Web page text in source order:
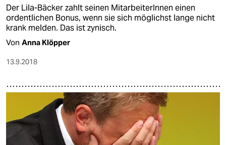
Der Lila-Bäcker zahlt seinen MitarbeiterInnen einen
ordentlichen Bonus, wenn sie sich möglichst lange nicht
krank melden. Das ist zynisch.
Von Anna Klöpper
13.9.2018